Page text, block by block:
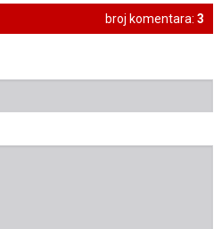
broj komentara: 3